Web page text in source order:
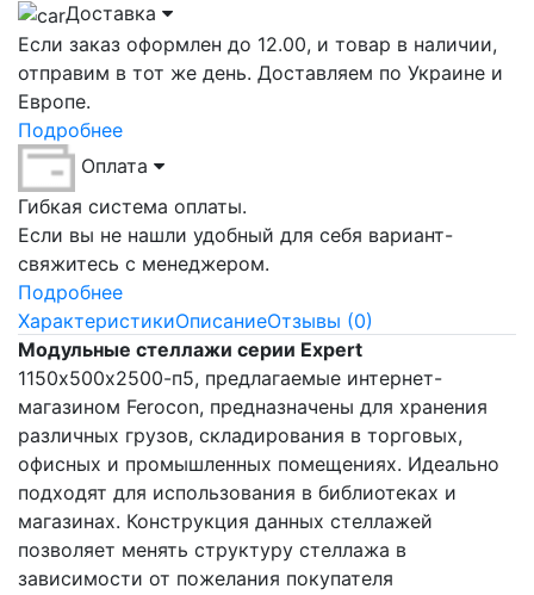
Доставка
Если заказ оформлен до 12.00, и товар в наличии,
отправим в тот же день. Доставляем по Украине и
Европе.
Подробнее
Оплата
Гибкая система оплаты.
Если вы не нашли удобный для себя вариант-
свяжитесь с менеджером.
Подробнее
ХарактеристикиОписаниеОтзывы (0)
Модульные стеллажи серии Expert
1150х500х2500-п5, предлагаемые интернет-
магазином Ferocon, предназначены для хранения
различных грузов, складирования в торговых,
офисных и промышленных помещениях. Идеально
подходят для использования в библиотеках и
магазинах. Конструкция данных стеллажей
позволяет менять структуру стеллажа в
зависимости от пожелания покупателя